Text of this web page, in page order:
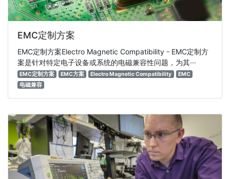
EMC定制方案
EMC定制方案Electro Magnetic Compatibility - EMC定制方
案是针对特定电子设备或系统的电磁兼容性问题，为其···
EMC定制方案 EMC方案 Electro Magnetic Compatibility
EMC
电磁兼容